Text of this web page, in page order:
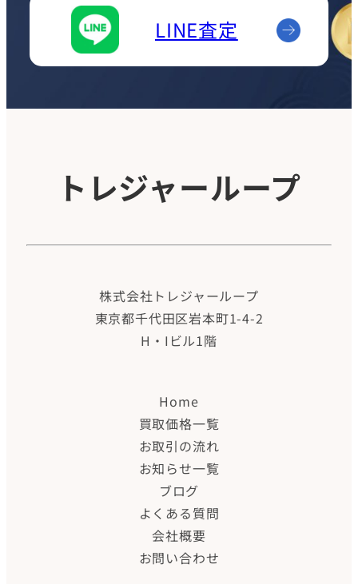
LINE査定
トレジャーループ
株式会社トレジャーループ
東京都千代田区岩本町1-4-2
H・Iビル1階
Home
買取価格一覧
お取引の流れ
お知らせ一覧
ブログ
よくある質問
会社概要
お問い合わせ